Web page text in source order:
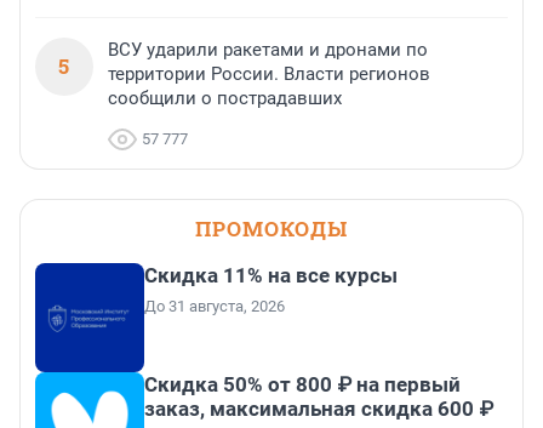
5
ВСУ ударили ракетами и дронами по
территории России. Власти регионов
сообщили о пострадавших
57 777
ПРОМОКОДЫ
Скидка 11% на все курсы
До 31 августа, 2026
Скидка 50% от 800 ₽ на первый
заказ, максимальная скидка 600 ₽